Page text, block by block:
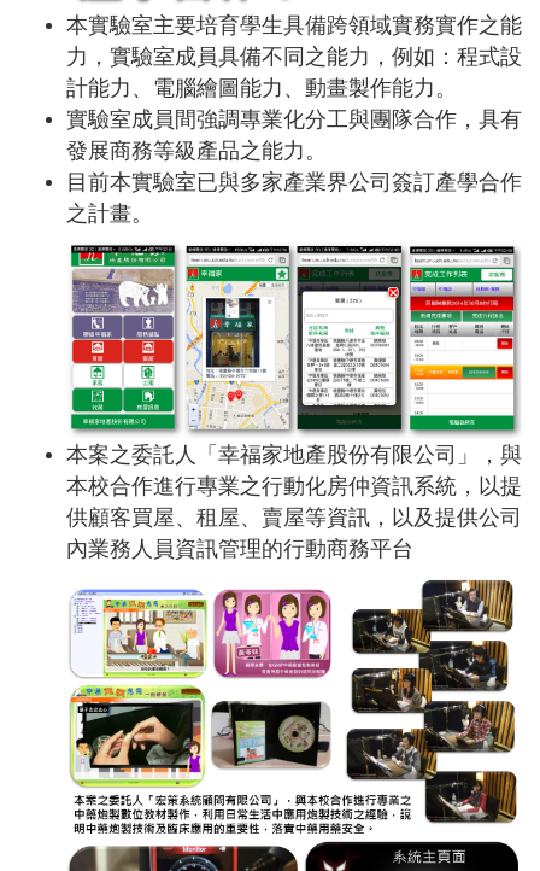
本實驗室主要培育學生具備跨領域實務實作之能
力，實驗室成員具備不同之能力，例如：程式設
計能力、電腦繪圖能力、動畫製作能力。
實驗室成員間強調專業化分工與團隊合作，具有
發展商務等級產品之能力。
目前本實驗室已與多家產業界公司簽訂產學合作
之計畫。
本案之委託人「幸福家地產股份有限公司」，與
本校合作進行專業之行動化房仲資訊系統，以提
供顧客買屋、租屋、賣屋等資訊，以及提供公司
內業務人員資訊管理的行動商務平台